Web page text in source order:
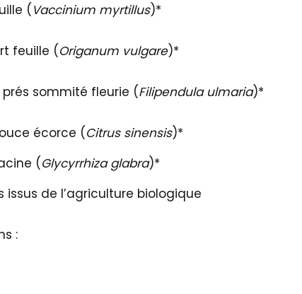
( Vaccinium myrtillus)*
feuille (Origanum vulgare)*
prés sommité fleurie (Filipendula ulmaria)*
écorce (Citrus sinensis)*
(Glycyrrhiza glabra)*
issus de l’agriculture biologique
: